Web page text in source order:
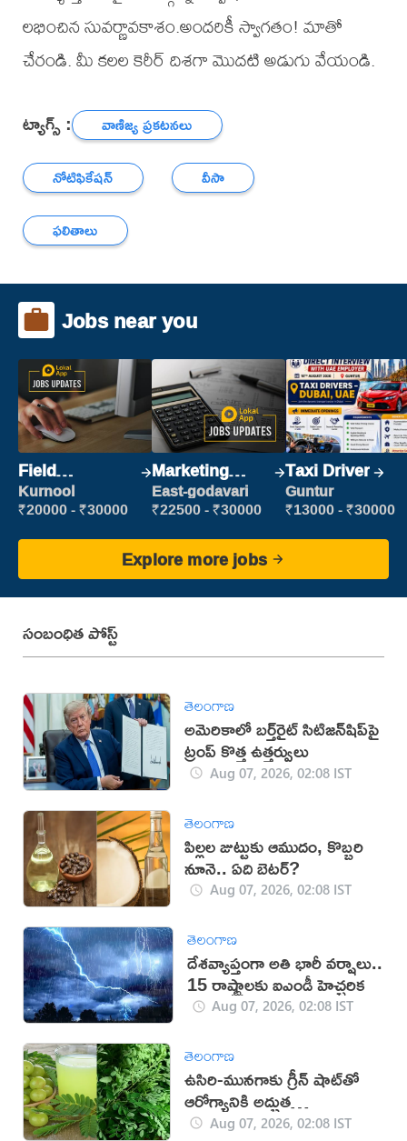
లభించిన సువర్ణావకాశం.అందరికీ స్వాగతం! మాతో
చేరండి. మీ కలల కెరీర్ దిశగా మొదటి అడుగు వేయండి.
ట్యాగ్స్ :
వాణిజ్య ప్రకటనలు
నోటిఫికేషన్
వీసా
ఫలితాలు
Jobs near you
Field
Marketing
Executive
Kurnool
₹20000 - ₹30000
Marketing
Executive
East-godavari
₹22500 - ₹30000
Taxi Driver
Guntur
₹13000 - ₹30000
Explore more jobs
సంబంధిత పోస్ట్
తెలంగాణ
అమెరికాలో బర్త్‌రైట్ సిటిజన్‌షిప్‌పై
ట్రంప్ కొత్త ఉత్తర్వులు
Aug 07, 2026, 02:08 IST
తెలంగాణ
పిల్లల జుట్టుకు ఆముదం, కొబ్బరి
నూనె.. ఏది బెటర్?
Aug 07, 2026, 02:08 IST
తెలంగాణ
దేశవ్యాప్తంగా అతి భారీ వర్షాలు..
15 రాష్ట్రాలకు ఐఎండీ హెచ్చరిక
Aug 07, 2026, 02:08 IST
తెలంగాణ
ఉసిరి-మునగాకు గ్రీన్ షాట్‌తో
ఆరోగ్యానికి అద్భుత
ప్రయోజనాలు!
Aug 07, 2026, 02:08 IST